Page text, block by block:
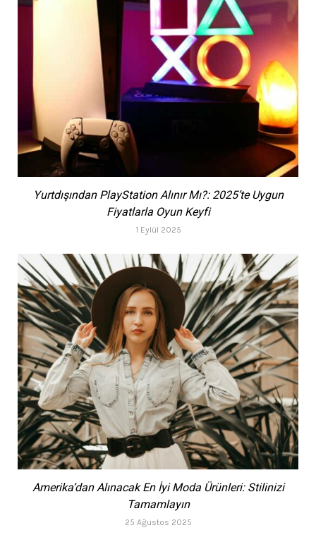
Yurtdışından PlayStation Alınır Mı?: 2025’te Uygun
Fiyatlarla Oyun Keyfi
1 Eylül 2025
Amerika’dan Alınacak En İyi Moda Ürünleri: Stilinizi
Tamamlayın
25 Ağustos 2025